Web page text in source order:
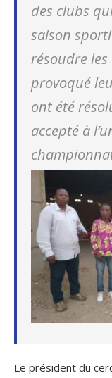
des clubs
saison
résoudre
provoqué
ont été
accepté à
Le président du